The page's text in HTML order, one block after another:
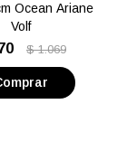
Ocean Ariane
Volf
$ 1.069